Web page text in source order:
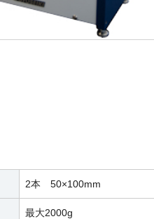
2本 50×100mm
最大2000g